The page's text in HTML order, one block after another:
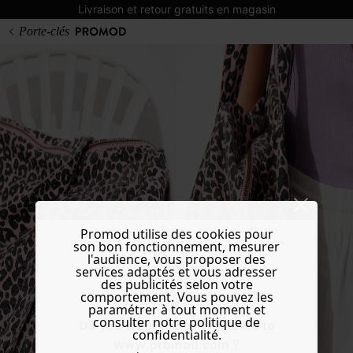
Livraison et retour gratuits en magasin
Do you want to be redirected to
www.promod.com ?
Porte-clés
Promod utilise des cookies pour
son bon fonctionnement, mesurer
l'audience, vous proposer des
services adaptés et vous adresser
des publicités selon votre
comportement. Vous pouvez les
paramétrer à tout moment et
consulter notre politique de
confidentialité.